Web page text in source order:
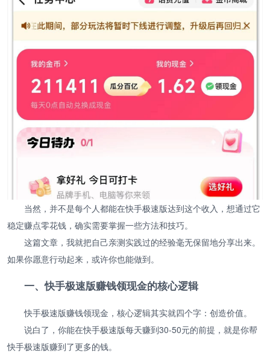
当然，并不是每个人都能在快手极速版达到这个收入，想通过它
稳定赚点零花钱，确实需要掌握一些方法和技巧。
这篇文章，我就把自己亲测实践过的经验毫无保留地分享出来。
如果你愿意行动起来，或许你也能做到。
一、快手极速版赚钱领现金的核心逻辑
快手极速版赚钱领现金，核心逻辑其实就四个字：创造价值。
说白了，你能在快手极速版每天赚到30-50元的前提，就是你帮
快手极速版赚到了更多的钱。